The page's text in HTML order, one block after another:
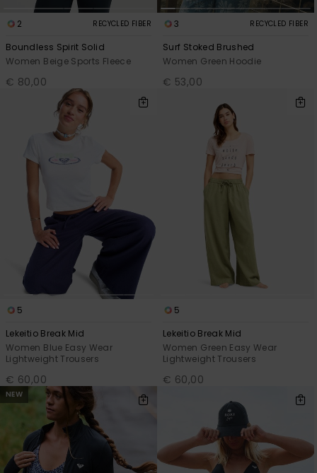
2 RECYCLED FIBER
Boundless Spirit Solid
Women Beige Sports Fleece
€ 80,00
3 RECYCLED FIBER
Surf Stoked Brushed
Women Green Hoodie
€ 53,00
5
Lekeitio Break Mid
Women Blue Easy Wear
Lightweight Trousers
€ 60,00
5
Lekeitio Break Mid
Women Green Easy Wear
Lightweight Trousers
€ 60,00
NEW